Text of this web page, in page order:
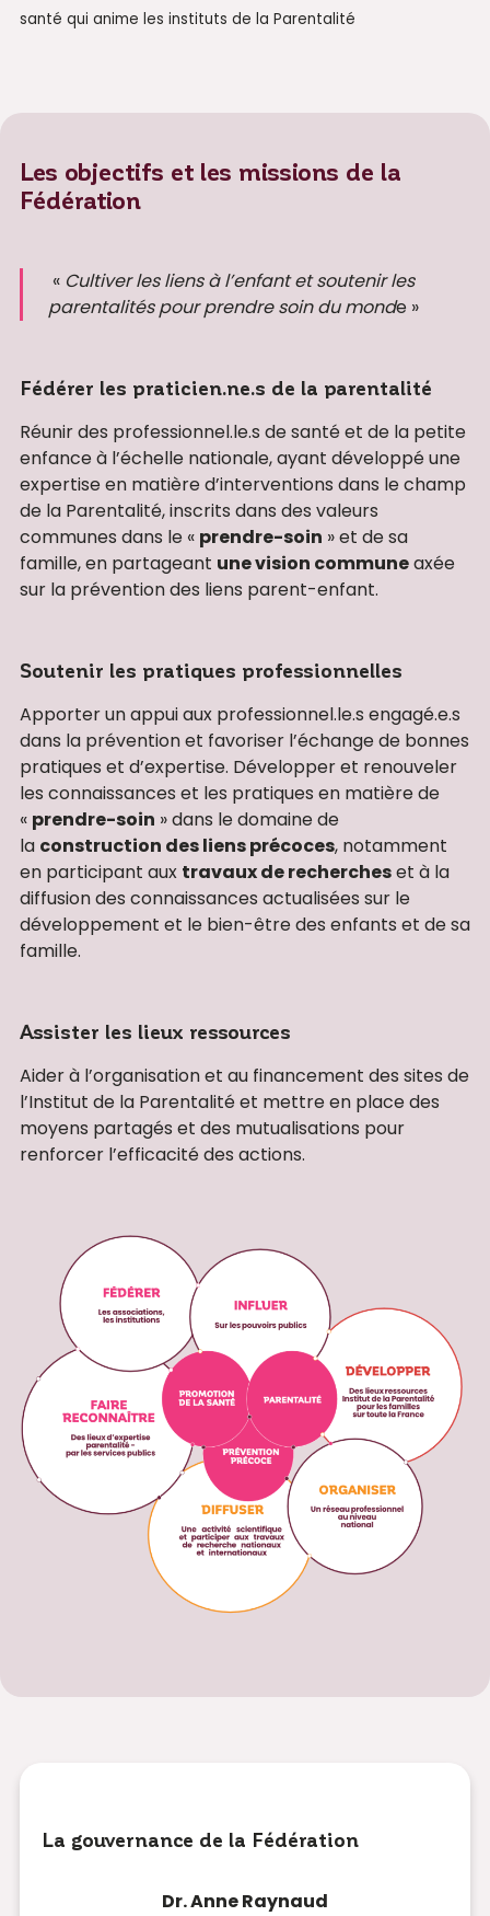
santé qui anime les instituts de la Parentalité
Les objectifs et les missions de la
Fédération
« Cultiver les liens à l’enfant et soutenir les
parentalités pour prendre soin du monde »
Fédérer les praticien.ne.s de la parentalité
Réunir des professionnel.le.s de santé et de la petite
enfance à l’échelle nationale, ayant développé une
expertise en matière d’interventions dans le champ
de la Parentalité, inscrits dans des valeurs
communes dans le « prendre-soin » et de sa
famille, en partageant une vision communeaxée
sur la prévention des liens parent-enfant.
Soutenir les pratiques professionnelles
Apporter un appui aux professionnel.le.s engagé.e.s
dans la prévention et favoriser l’échange de bonnes
pratiques et d’expertise. Développer et renouveler
les connaissances et les pratiques en matière de
« prendre-soin » dans le domaine de
la construction des liens précoces, notamment
en participant aux travaux de rechercheset à la
diffusion des connaissances actualisées sur le
développement et le bien-être des enfants et de sa
famille.
Assister les lieux ressources
Aider à l’organisation et au financement des sites de
l’Institut de la Parentalité et mettre en place des
moyens partagés et des mutualisations pour
renforcer l’efficacité des actions.
La gouvernance de la Fédération
Dr. Anne Raynaud